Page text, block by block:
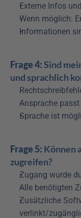
Externe Infos
Wenn möglich:
Informationen
Frage 4: Sind
und sprachlich
Ansprache
Sprache ist
Frage 5: Können
zugreifen?
Zugang wurde
Alle benötigten
Zusätzliche
verlinkt/